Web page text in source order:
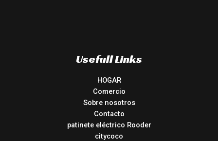
Usefull Links
HOGAR
Comercio
Sobre nosotros
Contacto
patinete eléctrico Rooder
citycoco